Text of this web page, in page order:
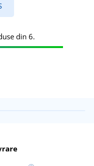
din 6.